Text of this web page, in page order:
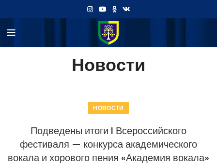
Новости
НОВОСТИ
Подведены итоги I Всероссийского
фестиваля — конкурса академического
вокала и хорового пения «Академия вокала»